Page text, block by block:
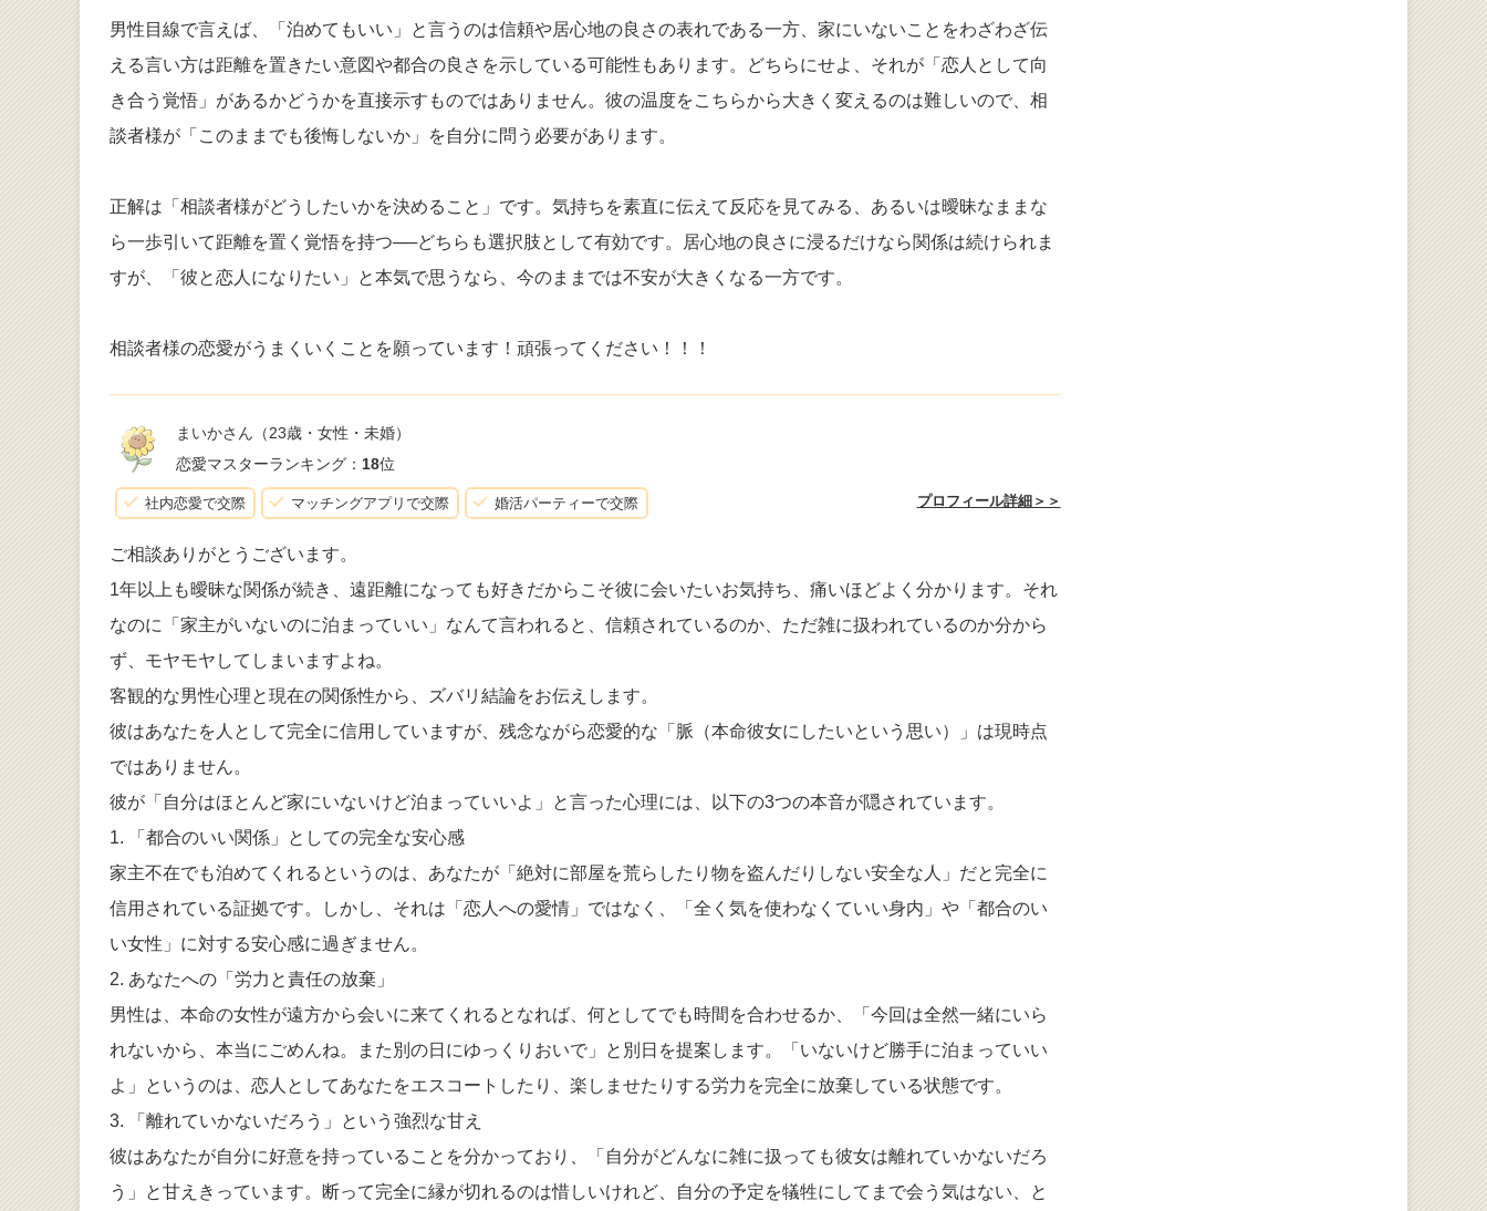
男性目線で言えば、「泊めてもいい」と言うのは信頼や居心地の良さの表れである一方、家にいないことをわざわざ伝
える言い方は距離を置きたい意図や都合の良さを示している可能性もあります。どちらにせよ、それが「恋人として向
き合う覚悟」があるかどうかを直接示すものではありません。彼の温度をこちらから大きく変えるのは難しいので、相
談者様が「このままでも後悔しないか」を自分に問う必要があります。
正解は「相談者様がどうしたいかを決めること」です。気持ちを素直に伝えて反応を見てみる、あるいは曖昧なままな
ら一歩引いて距離を置く覚悟を持つ──どちらも選択肢として有効です。居心地の良さに浸るだけなら関係は続けられま
すが、「彼と恋人になりたい」と本気で思うなら、今のままでは不安が大きくなる一方です。
相談者様の恋愛がうまくいくことを願っています！頑張ってください！！！
まいかさん （23歳・女性・未婚）
恋愛マスターランキング： 18位
社内恋愛で交際 マッチングアプリで交際 婚活パーティーで交際 プロフィール詳細＞＞
ご相談ありがとうございます。
1年以上も曖昧な関係が続き、遠距離になっても好きだからこそ彼に会いたいお気持ち、痛いほどよく分かります。それ
なのに「家主がいないのに泊まっていい」なんて言われると、信頼されているのか、ただ雑に扱われているのか分から
ず、モヤモヤしてしまいますよね。
客観的な男性心理と現在の関係性から、ズバリ結論をお伝えします。
彼はあなたを人として完全に信用していますが、残念ながら恋愛的な「脈（本命彼女にしたいという思い）」は現時点
ではありません。
彼が「自分はほとんど家にいないけど泊まっていいよ」と言った心理には、以下の3つの本音が隠されています。
1. 「都合のいい関係」としての完全な安心感
家主不在でも泊めてくれるというのは、あなたが「絶対に部屋を荒らしたり物を盗んだりしない安全な人」だと完全に
信用されている証拠です。しかし、それは「恋人への愛情」ではなく、「全く気を使わなくていい身内」や「都合のい
い女性」に対する安心感に過ぎません。
2. あなたへの「労力と責任の放棄」
男性は、本命の女性が遠方から会いに来てくれるとなれば、何としてでも時間を合わせるか、「今回は全然一緒にいら
れないから、本当にごめんね。また別の日にゆっくりおいで」と別日を提案します。「いないけど勝手に泊まっていい
よ」というのは、恋人としてあなたをエスコートしたり、楽しませたりする労力を完全に放棄している状態です。
3. 「離れていかないだろう」という強烈な甘え
彼はあなたが自分に好意を持っていることを分かっており、「自分がどんなに雑に扱っても彼女は離れていかないだろ
う」と甘えきっています。断って完全に縁が切れるのは惜しいけれど、自分の予定を犠牲にしてまで会う気はない、と